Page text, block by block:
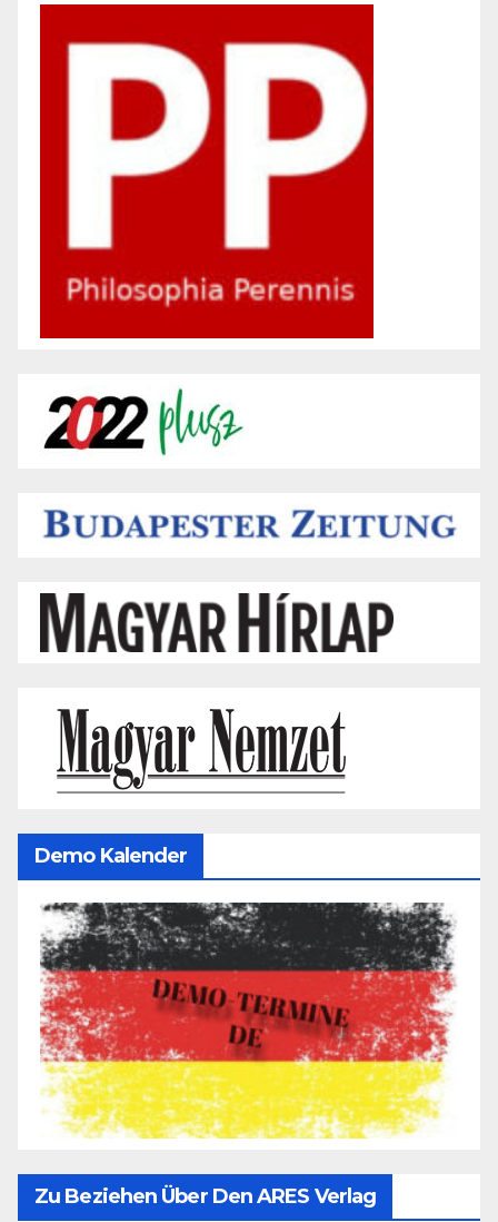
Demo Kalender
Zu Beziehen Über Den ARES Verlag